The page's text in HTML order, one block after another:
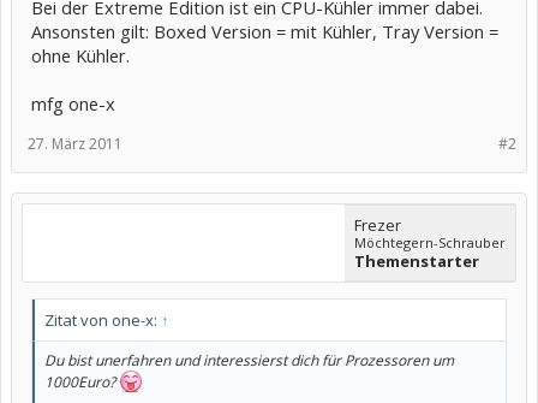
Bei der Extreme Edition ist ein CPU-Kühler immer dabei.
Ansonsten gilt: Boxed Version = mit Kühler, Tray Version =
ohne Kühler.
mfg one-x
#2
27. März 2011
Frezer
Möchtegern-Schrauber
Themenstarter
Zitat von one-x: ↑
Du bist unerfahren und interessierst dich für Prozessoren um
1000Euro?